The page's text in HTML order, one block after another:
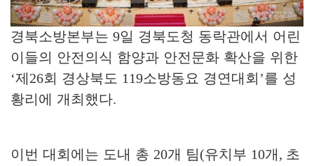
경북소방본부는 9일 경북도청 동락관에서 어린
이들의 안전의식 함양과 안전문화 확산을 위한
‘제 26회 경상북도 119소방동요 경연대회 ’를 성
황리에 개최했다.
이번 대회에는 도내 총 20개 팀(유치부 10개 , 초